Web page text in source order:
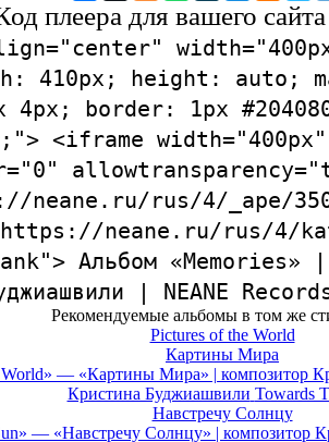
плеера для вашего
410px; height: auto;
4px; border: 1px
<iframe
neane.ru/rus/4/_ape/
neane.ru/rus/4/
Альбом «Memories» |
| NEANE
Рекомендуемые альбомы в том же
Pictures of the World
Картины Мира
Кристина Буджиашвили Towards
Навстречу Солнцу